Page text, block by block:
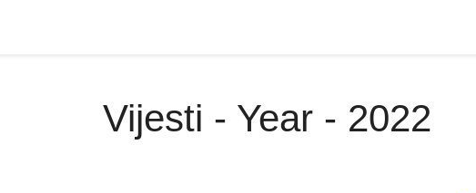
Vijesti - Year - 2022